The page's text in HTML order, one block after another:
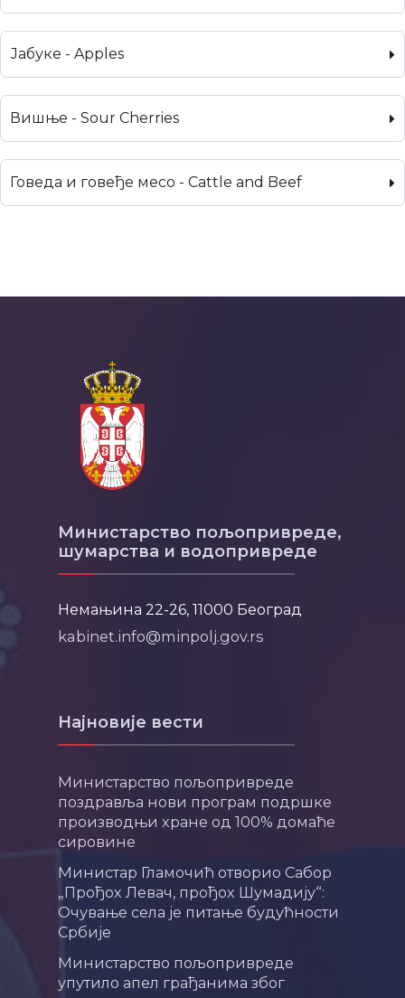
Јабуке - Apples
Вишње - Sour Cherries
Говеда и говеђе месо - Cattle and Beef
Министарство пољопривреде,
шумарства и водопривреде
Немањина 22-26, 11000 Београд
kabinet.info@minpolj.gov.rs
Најновије вести
Министарство пољопривреде
поздравља нови програм подршке
производњи хране од 100% домаће
сировине
Министар Гламочић отворио Сабор
„Прођох Левач, прођох Шумадију“:
Очување села је питање будућности
Србије
Министарство пољопривреде
упутило апел грађанима због